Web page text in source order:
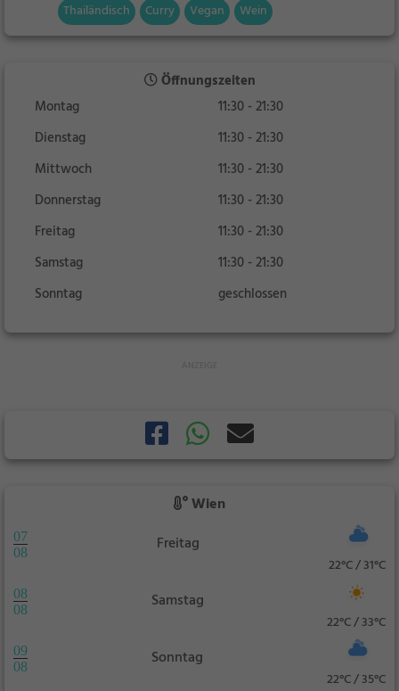
Thailändisch
Curry Vegan Wein
Öffnungszeiten
Montag
11:30 - 21:30
Dienstag
11:30 - 21:30
Mittwoch
11:30 - 21:30
Donnerstag
11:30 - 21:30
Freitag
11:30 - 21:30
Samstag
11:30 - 21:30
Sonntag
geschlossen
Wien
07
08
Freitag
22°C / 31°C
08
08
Samstag
22°C / 33°C
09
08
Sonntag
22°C / 35°C